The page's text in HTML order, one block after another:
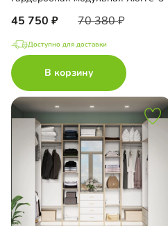
45 750 70 380
Доступно для доставки
В корзину